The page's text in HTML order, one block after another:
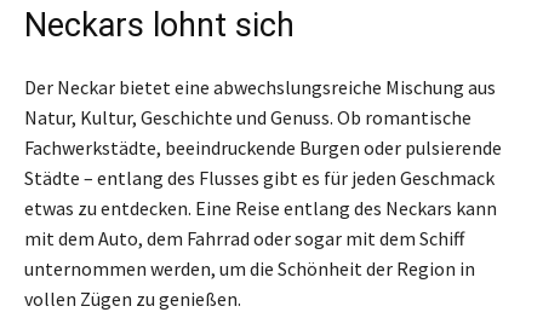
Neckars lohnt sich
Der Neckar bietet eine abwechslungsreiche Mischung aus
Natur, Kultur, Geschichte und Genuss. Ob romantische
Fachwerkstädte, beeindruckende Burgen oder pulsierende
Städte – entlang des Flusses gibt es für jeden Geschmack
etwas zu entdecken. Eine Reise entlang des Neckars kann
mit dem Auto, dem Fahrrad oder sogar mit dem Schiff
unternommen werden, um die Schönheit der Region in
vollen Zügen zu genießen.